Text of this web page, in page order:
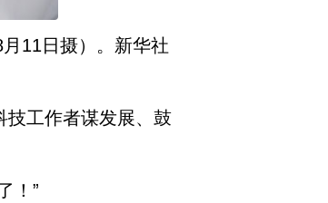
11日摄）。新华社
技工作者谋发展、鼓
！”